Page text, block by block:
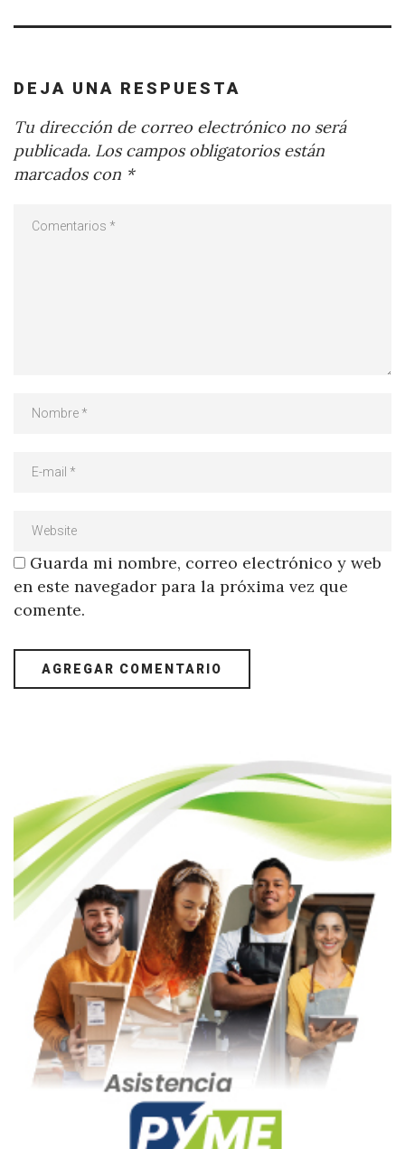
DEJA UNA RESPUESTA
Tu dirección de correo electrónico no será
publicada. Los campos obligatorios están
marcados con *
Guarda mi nombre, correo electrónico y web
en este navegador para la próxima vez que
comente.